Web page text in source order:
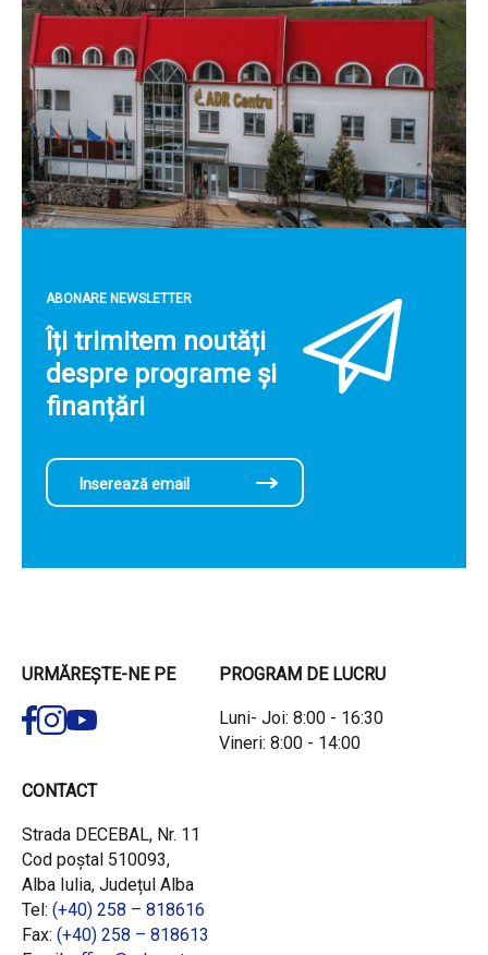
ABONARE NEWSLETTER
Îți trimitem noutăți
despre programe și
finanțări
URMĂREȘTE-NE PE PROGRAM DE LUCRU
Luni- Joi: 8:00 - 16:30
Vineri: 8:00 - 14:00
CONTACT
Strada DECEBAL, Nr. 11
Cod poștal 510093,
Alba Iulia, Județul Alba
Tel: (+40) 258 – 818616
Fax: (+40) 258 – 818613